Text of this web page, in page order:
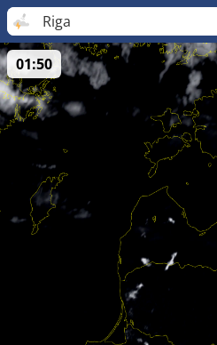
Riga
01:50